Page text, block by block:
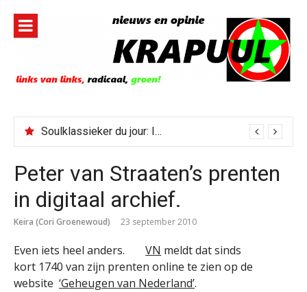
inhoud
Soulklassieker du jour: I Wish It Would Rain
Peter van Straaten’s prenten
in digitaal archief.
Keira (Cori Groenewoud) 23 september 2010
Even iets heel anders. VN meldt dat sinds
kort 1740 van zijn prenten online te zien op de
website ‘Geheugen van Nederland’.